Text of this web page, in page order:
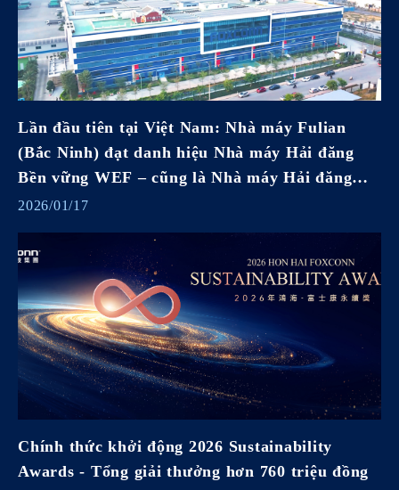
Lần đầu tiên tại Việt Nam: Nhà máy Fulian
(Bắc Ninh) đạt danh hiệu Nhà máy Hải đăng
Bền vững WEF – cũng là Nhà máy Hải đăng
Bền vững thứ hai của Hon Hai (Foxconn)
2026/01/17
Chính thức khởi động 2026 Sustainability
Awards - Tổng giải thưởng hơn 760 triệu đồng